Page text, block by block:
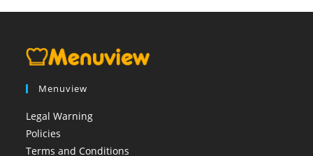
Menuview
Legal Warning
Policies
Terms and Conditions